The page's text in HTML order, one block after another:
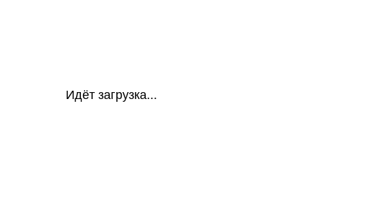
Идёт загрузка...